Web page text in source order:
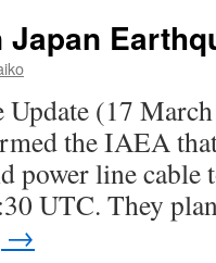
Japan
Update (17
the IAEA
power line cable
UTC. They
→